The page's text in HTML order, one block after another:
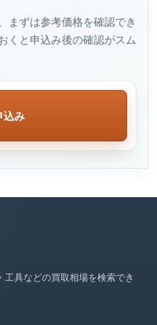
まずは参考価格を確認でき
くと申込み後の確認がスム
込み
具などの買取相場を検索でき